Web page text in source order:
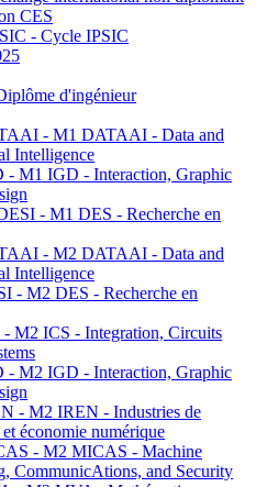
CES
- Cycle IPSIC
d'ingénieur
- M1 DATAAI - Data and
Intelligence
- M1 IGD - Interaction, Graphic
- M1 DES - Recherche en
- M2 DATAAI - Data and
Intelligence
- M2 DES - Recherche en
M2 ICS - Integration, Circuits
- M2 IGD - Interaction, Graphic
- M2 IREN - Industries de
et économie numérique
- M2 MICAS - Machine
CommunicAtions, and Security